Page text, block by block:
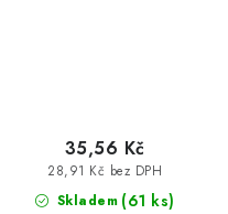
Skladem (61 ks)
28,91 Kč bez DPH
35,56 Kč